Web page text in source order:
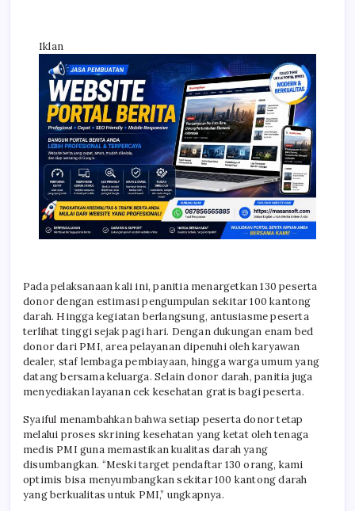
Iklan
Pada pelaksanaan kali ini, panitia menargetkan 130 peserta
donor dengan estimasi pengumpulan sekitar 100 kantong
darah. Hingga kegiatan berlangsung, antusiasme peserta
terlihat tinggi sejak pagi hari. Dengan dukungan enam bed
donor dari PMI, area pelayanan dipenuhi oleh karyawan
dealer, staf lembaga pembiayaan, hingga warga umum yang
datang bersama keluarga. Selain donor darah, panitia juga
menyediakan layanan cek kesehatan gratis bagi peserta.
Syaiful menambahkan bahwa setiap peserta donor tetap
melalui proses skrining kesehatan yang ketat oleh tenaga
medis PMI guna memastikan kualitas darah yang
disumbangkan. “Meski target pendaftar 130 orang, kami
optimis bisa menyumbangkan sekitar 100 kantong darah
yang berkualitas untuk PMI,” ungkapnya.